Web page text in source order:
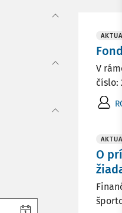
V
číslo:
O